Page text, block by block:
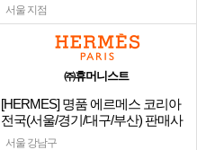
서울 지점
㈜휴머니스트
[HERMES] 명품 에르메스 코리아
전국(서울/경기/대구/부산) 판매사
원
서울 강남구